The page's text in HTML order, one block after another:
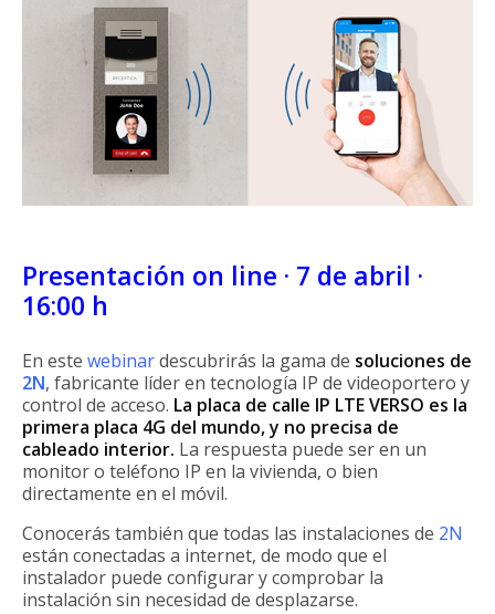
Presentación on line · 7 de abril ·
16:00 h
En este webinardescubrirás la gama de soluciones de
2N, fabricante líder en tecnología IP de videoportero y
control de acceso. La placa de calle IP LTE VERSO es la
primera placa 4G del mundo, y no precisa de
cableado interior. La respuesta puede ser en un
monitor o teléfono IP en la vivienda, o bien
directamente en el móvil.
Conocerás también que todas las instalaciones de 2N
están conectadas a internet, de modo que el
instalador puede configurar y comprobar la
instalación sin necesidad de desplazarse.